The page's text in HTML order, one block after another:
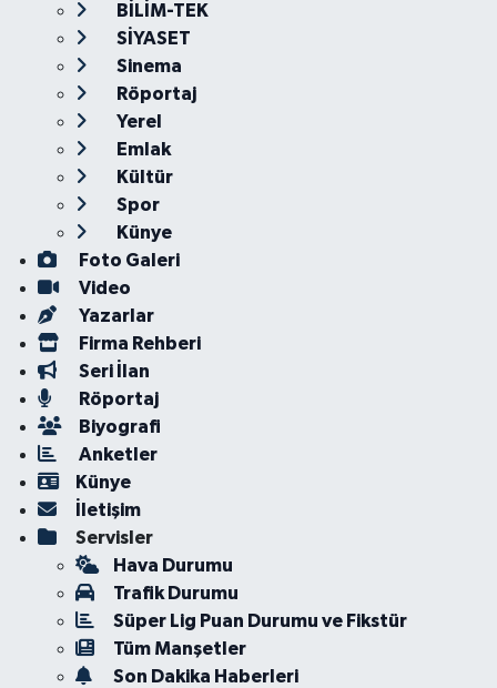
BİLİM-TEK
SİYASET
Sinema
Röportaj
Yerel
Emlak
Kültür
Spor
Künye
Foto Galeri
Video
Yazarlar
Firma Rehberi
Seri İlan
Röportaj
Biyografi
Anketler
Künye
İletişim
Servisler
Hava Durumu
Trafik Durumu
Süper Lig Puan Durumu ve Fikstür
Tüm Manşetler
Son Dakika Haberleri